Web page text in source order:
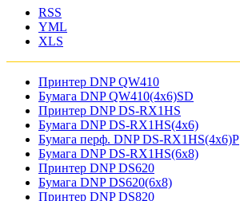
RSS
YML
XLS
Принтер DNP QW410
Бумага DNP QW410(4x6)SD
Принтер DNP DS-RX1HS
Бумага DNP DS-RX1HS(4x6)
Бумага перф. DNP DS-RX1HS(4x6)P
Бумага DNP DS-RX1HS(6x8)
Принтер DNP DS620
Бумага DNP DS620(6x8)
Принтер DNP DS820